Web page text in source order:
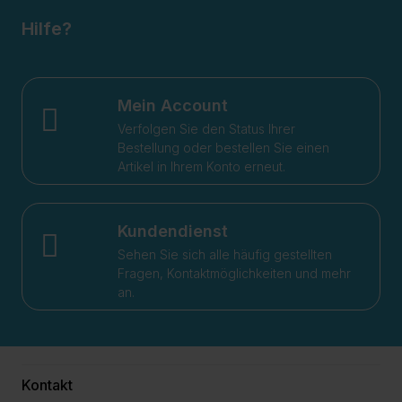
Hilfe?
Mein Account
Verfolgen Sie den Status Ihrer
Bestellung oder bestellen Sie einen
Artikel in Ihrem Konto erneut.
Kundendienst
Sehen Sie sich alle häufig gestellten
Fragen, Kontaktmöglichkeiten und mehr
an.
Kontakt